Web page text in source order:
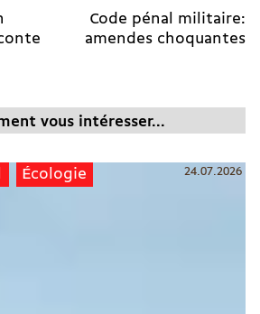
Code pénal militaire:
amendes choquantes
vous intéresser...
Écologie 24.07.2026